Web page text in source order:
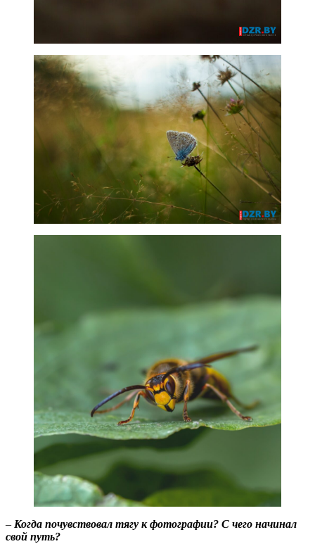
– Когда почувствовал тягу к фотографии? С чего начинал
свой путь?